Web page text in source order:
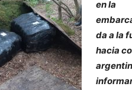
en la
da a la
hacia